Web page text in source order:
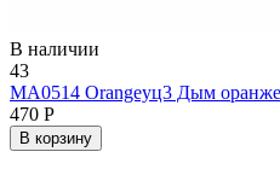
В наличии
43
MA0514 Orangeуц3 Дым
470 Р
В корзину